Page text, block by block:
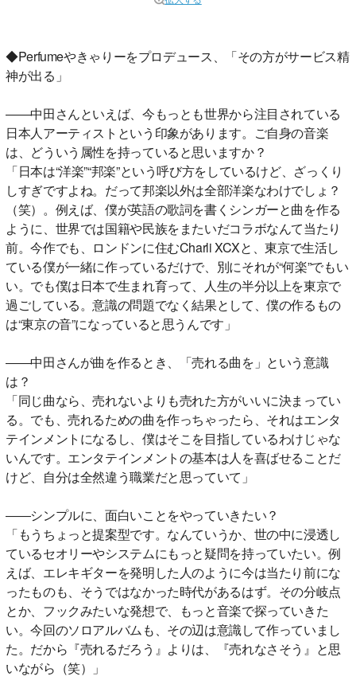
◆Perfumeやきゃりーをプロデュース、「その方がサービス精
神が出る」
――中田さんといえば、今もっとも世界から注目されている
日本人アーティストという印象があります。ご自身の音楽
は、どういう属性を持っていると思いますか？
「日本は“洋楽”“邦楽”という呼び方をしているけど、ざっくり
しすぎですよね。だって邦楽以外は全部洋楽なわけでしょ？
（笑）。例えば、僕が英語の歌詞を書くシンガーと曲を作る
ように、世界では国籍や民族をまたいだコラボなんて当たり
前。今作でも、ロンドンに住むCharli XCXと、東京で生活し
ている僕が一緒に作っているだけで、別にそれが“何楽”でもい
い。でも僕は日本で生まれ育って、人生の半分以上を東京で
過ごしている。意識の問題でなく結果として、僕の作るもの
は“東京の音”になっていると思うんです」
――中田さんが曲を作るとき、「売れる曲を」という意識
は？
「同じ曲なら、売れないよりも売れた方がいいに決まってい
る。でも、売れるための曲を作っちゃったら、それはエンタ
テインメントになるし、僕はそこを目指しているわけじゃな
いんです。エンタテインメントの基本は人を喜ばせることだ
けど、自分は全然違う職業だと思っていて」
――シンプルに、面白いことをやっていきたい？
「もうちょっと提案型です。なんていうか、世の中に浸透し
ているセオリーやシステムにもっと疑問を持っていたい。例
えば、エレキギターを発明した人のように今は当たり前にな
ったものも、そうではなかった時代があるはず。その分岐点
とか、フックみたいな発想で、もっと音楽で探っていきた
い。今回のソロアルバムも、その辺は意識して作っていまし
た。だから『売れるだろう』よりは、『売れなさそう』と思
いながら（笑）」